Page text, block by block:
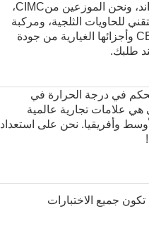
ونحن الموزعين منCIMC،
للحاويات الثلجية، ومركبة
التقط التبريد والشاحنة من CIMC؛يمكننا توفير العملاء مع المركبات التجارية في CBU / CKD وأجزائها الغيارية من جودة
طلبك.
في درجة الحرارة في
هي علامات تجارية عالمية
وأفريقيا. نحن على استعداد
جميع الاختبارات